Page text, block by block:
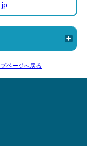
プページへ戻る